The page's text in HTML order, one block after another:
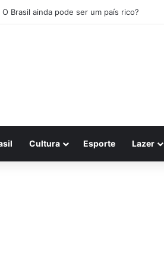
O Brasil ainda pode ser um país rico?
Cultura Esporte Lazer